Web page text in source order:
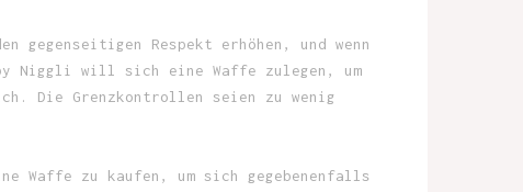
gegenseitigen Respekt erhöhen, und wenn
Niggli will sich eine Waffe zulegen, um
Die Grenzkontrollen seien zu wenig
Waffe zu kaufen, um sich gegebenenfalls